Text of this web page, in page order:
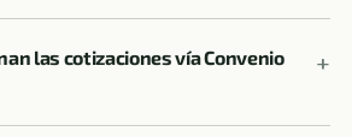
las cotizaciones vía Convenio